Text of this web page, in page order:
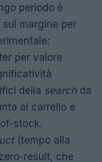
periodo è
sul margine per
per valore
della search da
al carrello e
stock.
(tempo alla
result, che